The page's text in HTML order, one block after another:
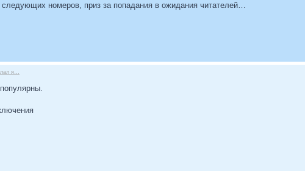
номеров, приз за попадания в ожидания читателей…
я…